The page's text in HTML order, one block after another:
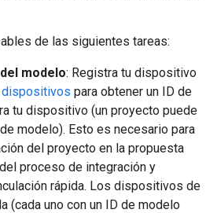
de las siguientes tareas:
modelo: Registra tu dispositivo
para obtener un ID de
tu dispositivo (un proyecto puede
modelo). Esto es necesario para
del proyecto en la propuesta
proceso de integración y
rápida. Los dispositivos de
(cada uno con un ID de modelo